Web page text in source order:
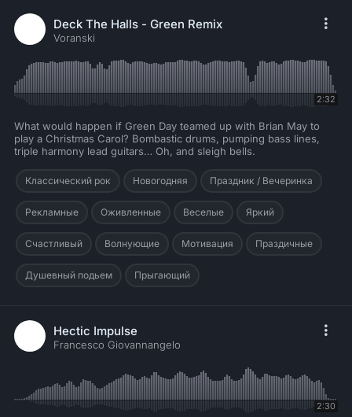
Deck The Halls - Green Remix
Voranski
2:32
What would happen if Green Day teamed up with Brian May to
play a Christmas Carol? Bombastic drums, pumping bass lines,
triple harmony lead guitars… Oh, and sleigh bells.
Классический рок Новогодняя Праздник / Вечеринка
Рекламные Оживленные Веселые Яркий
Счастливый Волнующие Мотивация Праздичные
Душевный подьем Прыгающий
Hectic Impulse
Francesco Giovannangelo
2:30